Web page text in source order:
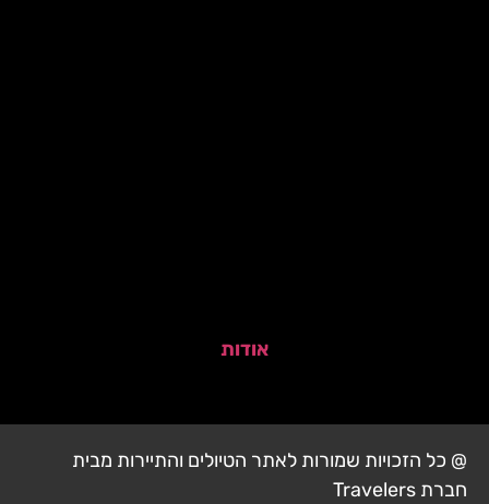
אודות
@ כל הזכויות שמורות לאתר הטיולים והתיירות מבית
חברת Travelers